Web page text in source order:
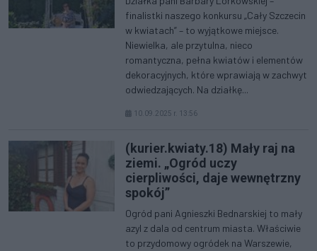
finalistki naszego konkursu „Cały Szczecin
w kwiatach” – to wyjątkowe miejsce.
Niewielka, ale przytulna, nieco
romantyczna, pełna kwiatów i elementów
dekoracyjnych, które wprawiają w zachwyt
odwiedzających. Na działkę...
10.09.2025 r. 13:56
(kurier.kwiaty.18) Mały raj na
ziemi. „Ogród uczy
cierpliwości, daje wewnętrzny
spokój”
Ogród pani Agnieszki Bednarskiej to mały
azyl z dala od centrum miasta. Właściwie
to przydomowy ogródek na Warszewie,